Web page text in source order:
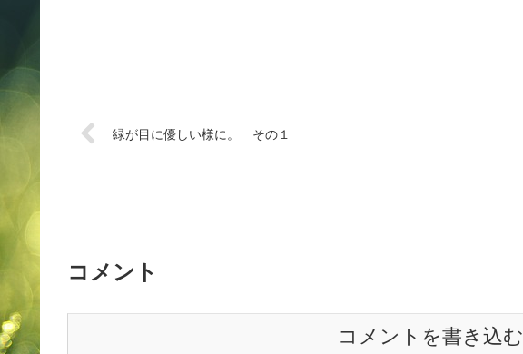
緑が目に優しい様に。 その１
コメント
コメントを書き込む